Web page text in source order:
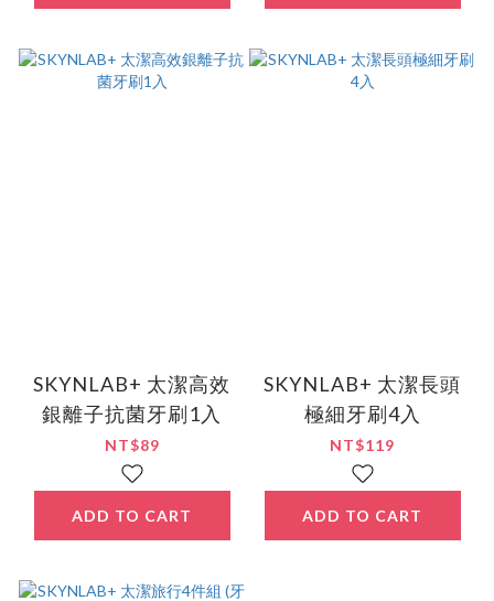
SKYNLAB+ 太潔高效
銀離子抗菌牙刷1入
NT$89
ADD TO CART
SKYNLAB+ 太潔長頭
極細牙刷4入
NT$119
ADD TO CART